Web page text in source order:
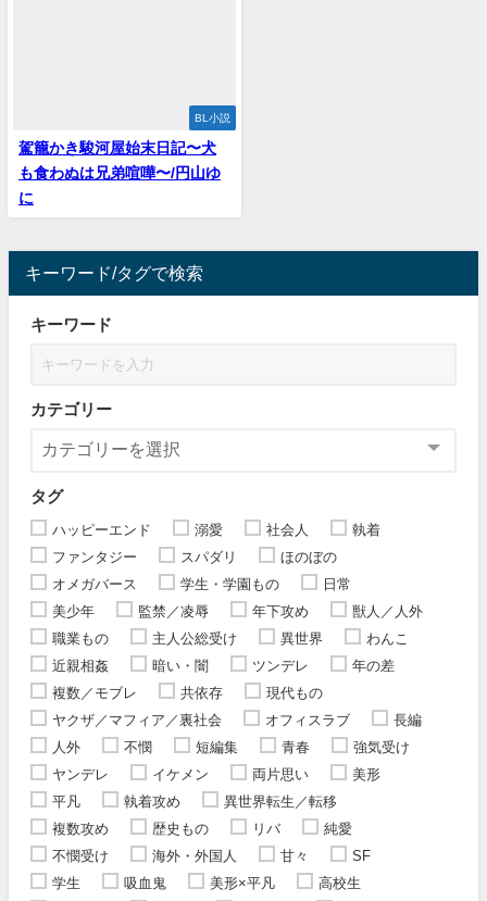
BL小説
駕籠かき駿河屋始末日記〜犬
も食わぬは兄弟喧嘩〜/円山ゆ
に
キーワード/タグで検索
キーワード
カテゴリー
タグ
ハッピーエンド 溺愛 社会人
執着
ファンタジー
スパダリ
ほのぼの
オメガバース
学生・学園もの
日常
美少年
監禁／凌辱 年下攻め
獣人／人外
職業もの
主人公総受け 異世界
わんこ
近親相姦
暗い・闇 ツンデレ
年の差
複数／モブレ
共依存
現代もの
ヤクザ／マフィア／裏社会
オフィスラブ
長編
人外
不憫 短編集 青春
強気受け
ヤンデレ
イケメン 両片思い
美形
平凡
執着攻め
異世界転生／転移
複数攻め
歴史もの リバ
純愛
不憫受け
海外・外国人 甘々
SF
学生
吸血鬼 美形×平凡
高校生